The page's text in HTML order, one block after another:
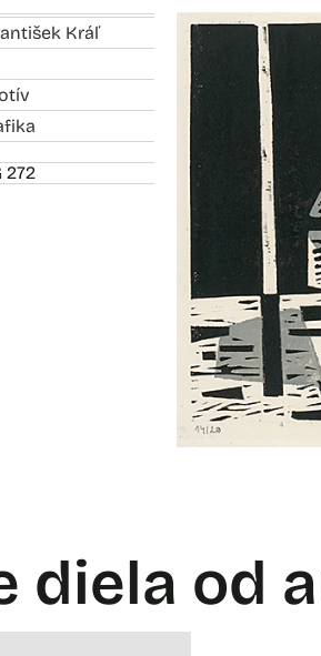
Kráľ
272
diela od